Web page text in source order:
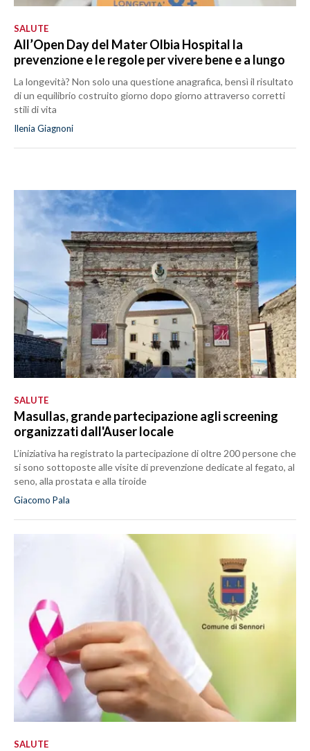
SALUTE
All’Open Day del Mater Olbia Hospital la
prevenzione e le regole per vivere bene e a lungo
La longevità? Non solo una questione anagrafica, bensì il risultato
di un equilibrio costruito giorno dopo giorno attraverso corretti
stili di vita
Ilenia Giagnoni
SALUTE
Masullas, grande partecipazione agli screening
organizzati dall'Auser locale
L’iniziativa ha registrato la partecipazione di oltre 200 persone che
si sono sottoposte alle visite di prevenzione dedicate al fegato, al
seno, alla prostata e alla tiroide
Giacomo Pala
SALUTE